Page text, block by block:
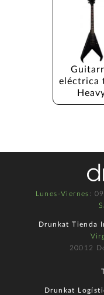
eléctrica
Lunes-Viernes :
Drunkat Tienda
20012
Drunkat